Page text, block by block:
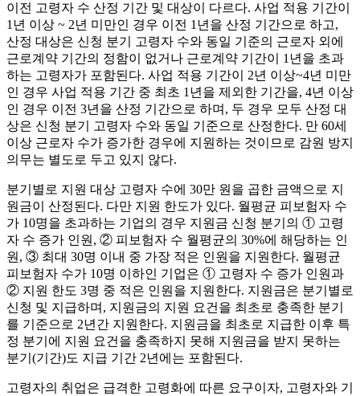
이전 고령자 수 산정 기간 및 대상이 다르다. 사업 적용 기간이
1년 이상 ~ 2년 미만인 경우 이전 1년을 산정 기간으로 하고,
산정 대상은 신청 분기 고령자 수와 동일 기준의 근로자 외에
근로계약 기간의 정함이 없거나 근로계약 기간이 1년을 초과
하는 고령자가 포함된다. 사업 적용 기간이 2년 이상~4년 미만
인 경우 사업 적용 기간 중 최초 1년을 제외한 기간을, 4년 이상
인 경우 이전 3년을 산정 기간으로 하며, 두 경우 모두 산정 대
상은 신청 분기 고령자 수와 동일 기준으로 산정한다. 만 60세
이상 근로자 수가 증가한 경우에 지원하는 것이므로 감원 방지
의무는 별도로 두고 있지 않다.
분기별로 지원 대상 고령자 수에 30만 원을 곱한 금액으로 지
원금이 산정된다. 다만 지원 한도가 있다. 월평균 피보험자 수
가 10명을 초과하는 기업의 경우 지원금 신청 분기의 ① 고령
자 수 증가 인원, ② 피보험자 수 월평균의 30%에 해당하는 인
원, ③ 최대 30명 이내 중 가장 적은 인원을 지원한다. 월평균
피보험자 수가 10명 이하인 기업은 ① 고령자 수 증가 인원과
② 지원 한도 3명 중 적은 인원을 지원한다. 지원금은 분기별로
신청 및 지급하며, 지원금의 지원 요건을 최초로 충족한 분기
를 기준으로 2년간 지원한다. 지원금을 최초로 지급한 이후 특
정 분기에 지원 요건을 충족하지 못해 지원금을 받지 못하는
분기(기간)도 지급 기간 2년에는 포함된다.
고령자의 취업은 급격한 고령화에 따른 요구이자, 고령자와 기